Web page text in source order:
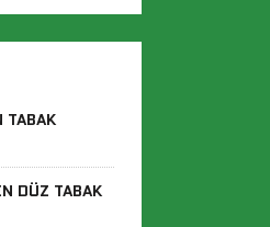
TABAK
DÜZ TABAK